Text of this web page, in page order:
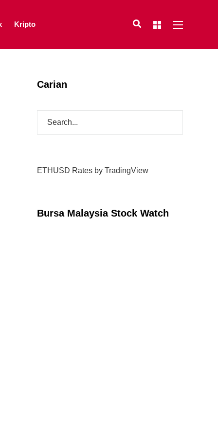
Kripto
Carian
ETHUSD Rates by TradingView
Bursa Malaysia Stock Watch